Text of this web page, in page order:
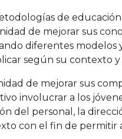
de
de mejorar sus
diferentes
según su contexto
de mejorar sus
involucrar a los
del personal, la
con el fin de